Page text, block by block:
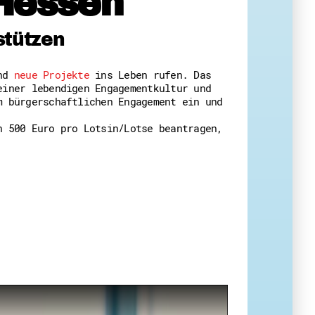
neue Projekteins Leben rufen. Das
lebendigen Engagementkultur und
Engagement ein und
500 Euro pro Lotsin/Lotse beantragen,